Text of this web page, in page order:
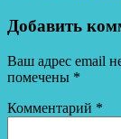
Добавить
Ваш адрес email
помечены *
Комментарий *